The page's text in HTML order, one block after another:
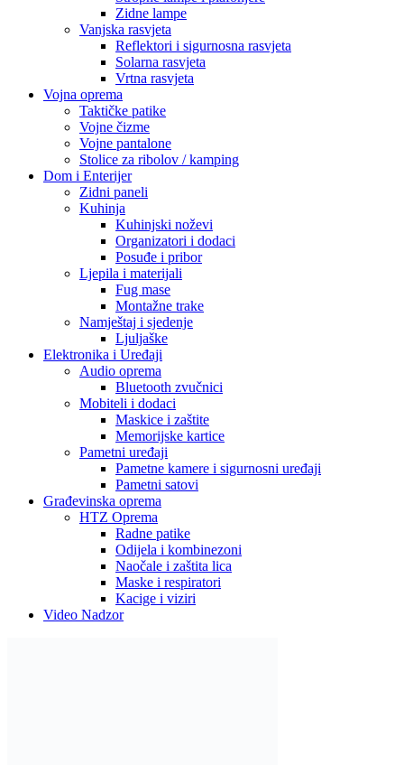
Zidne lampe
Vanjska rasvjeta
Reflektori i sigurnosna rasvjeta
Solarna rasvjeta
Vrtna rasvjeta
Vojna oprema
Taktičke patike
Vojne čizme
Vojne pantalone
Stolice za ribolov / kamping
Dom i Enterijer
Zidni paneli
Kuhinja
Kuhinjski noževi
Organizatori i dodaci
Posuđe i pribor
Ljepila i materijali
Fug mase
Montažne trake
Namještaj i sjedenje
Ljuljaške
Elektronika i Uređaji
Audio oprema
Bluetooth zvučnici
Mobiteli i dodaci
Maskice i zaštite
Memorijske kartice
Pametni uređaji
Pametne kamere i sigurnosni uređaji
Pametni satovi
Građevinska oprema
HTZ Oprema
Radne patike
Odijela i kombinezoni
Naočale i zaštita lica
Maske i respiratori
Kacige i viziri
Video Nadzor